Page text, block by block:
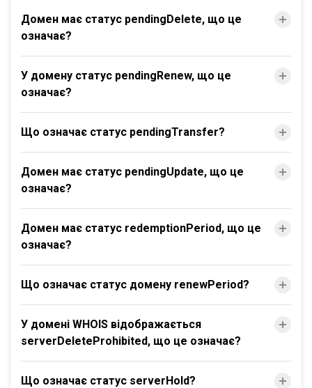
Домен має статус pendingDelete, що це
означає?
У домену статус pendingRenew, що це
означає?
Що означає статус pendingTransfer?
Домен має статус pendingUpdate, що це
означає?
Домен має статус redemptionPeriod, що це
означає?
Що означає статус домену renewPeriod?
У домені WHOIS відображається
serverDeleteProhibited, що це означає?
Що означає статус serverHold?